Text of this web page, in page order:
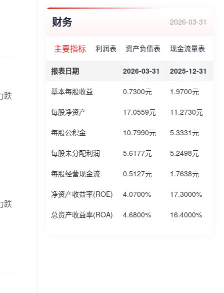
跌
跌
财务 2026-03-31
主要指标 利润表 资产负债表 现金流量表
报表日期 2026-03-31 2025-12-31
基本每股收益 0.7300元 1.9700元
每股净资产 17.0559元 11.2730元
每股公积金 10.7990元 5.3331元
每股未分配利润 5.6177元 5.2498元
每股经营现金流 0.5127元 1.7638元
净资产收益率(ROE) 4.0700% 17.3000%
总资产收益率(ROA) 4.6800% 16.4000%